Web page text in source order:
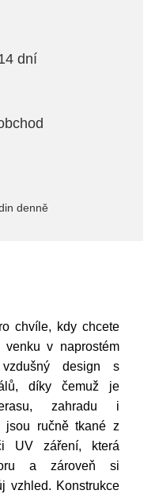
dní
denně
chvíle, kdy chcete
v naprostém
design s
díky čemuž je
zahradu i
jsou ručně tkané z
UV záření, která
a zároveň si
vzhled. Konstrukce